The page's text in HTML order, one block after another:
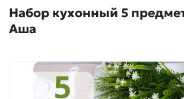
Набор кухонный 5
Аша